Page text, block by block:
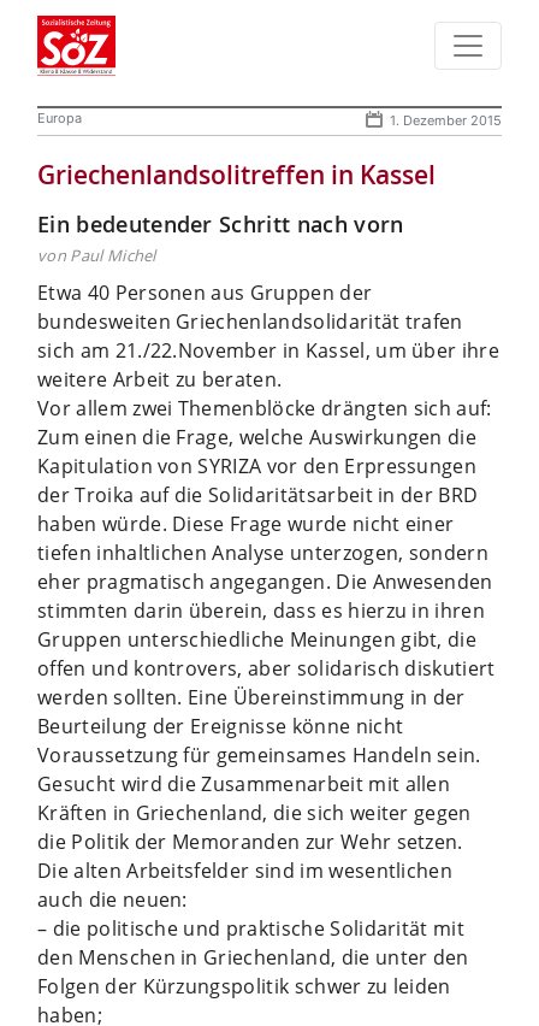
Europa 1. Dezember 2015
Griechenlandsolitreffen in Kassel
Ein bedeutender Schritt nach vorn
von Paul Michel
Etwa 40 Personen aus Gruppen der
bundesweiten Griechenlandsolidarität trafen
sich am 21./22.November in Kassel, um über ihre
weitere Arbeit zu beraten.
Vor allem zwei Themenblöcke drängten sich auf:
Zum einen die Frage, welche Auswirkungen die
Kapitulation von SYRIZA vor den Erpressungen
der Troika auf die Solidaritätsarbeit in der BRD
haben würde. Diese Frage wurde nicht einer
tiefen inhaltlichen Analyse unterzogen, sondern
eher pragmatisch angegangen. Die Anwesenden
stimmten darin überein, dass es hierzu in ihren
Gruppen unterschiedliche Meinungen gibt, die
offen und kontrovers, aber solidarisch diskutiert
werden sollten. Eine Übereinstimmung in der
Beurteilung der Ereignisse könne nicht
Voraussetzung für gemeinsames Handeln sein.
Gesucht wird die Zusammenarbeit mit allen
Kräften in Griechenland, die sich weiter gegen
die Politik der Memoranden zur Wehr setzen.
Die alten Arbeitsfelder sind im wesentlichen
auch die neuen:
– die politische und praktische Solidarität mit
den Menschen in Griechenland, die unter den
Folgen der Kürzungspolitik schwer zu leiden
haben;